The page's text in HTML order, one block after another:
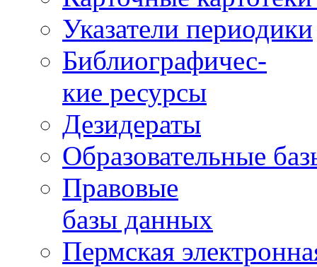
Указатели периодики
Библиографичес-
кие ресурсы
Дезидераты
Образовательные
Правовые
базы данных
Пермская